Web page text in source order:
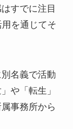
すでに注目
を通じてそ
名義で活動
や「転生」
事務所から